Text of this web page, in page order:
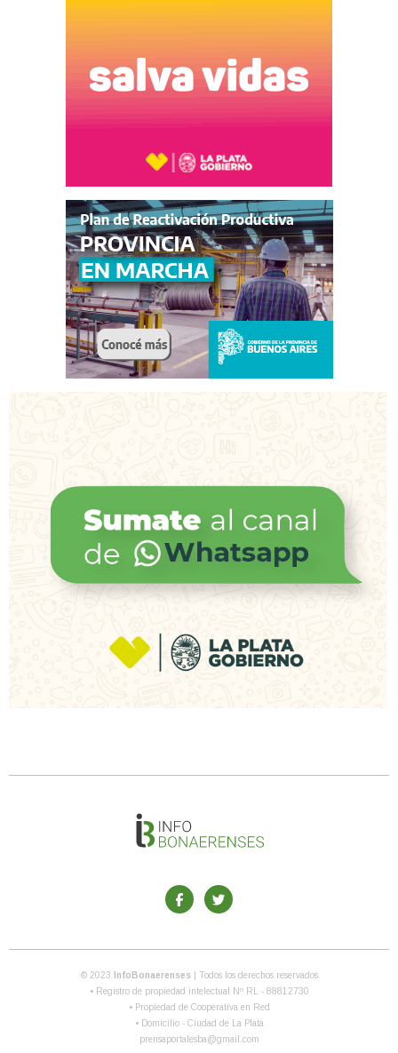
© 2023 InfoBonaerenses
| Todos los derechos reservados
• Registro de propiedad intelectual Nº RL - 88812730
• Propiedad de Cooperativa en Red
• Domicilio - Ciudad de La Plata
prensaportalesba@gmail.com